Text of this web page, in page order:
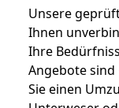
Unsere
Ihnen
Ihre
Angebote
Sie einen